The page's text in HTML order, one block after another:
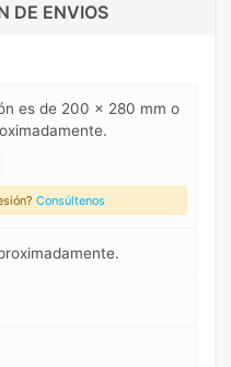
DE ENVIOS
es de 200 x 280 mm o
Consúltenos